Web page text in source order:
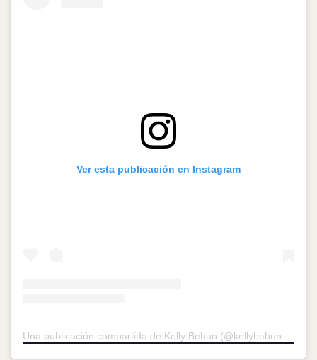
Ver esta publicación en Instagram
Una publicación compartida de Kelly Behun (@kellybehunstudio)